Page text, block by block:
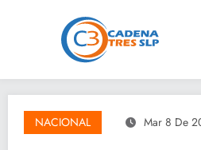
NACIONAL Mar 8 De